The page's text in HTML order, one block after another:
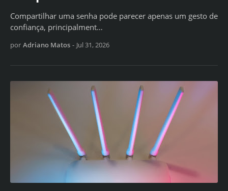
Compartilhar uma senha pode parecer apenas um gesto de
confiança, principalment…
por Adriano Matos - Jul 31, 2026